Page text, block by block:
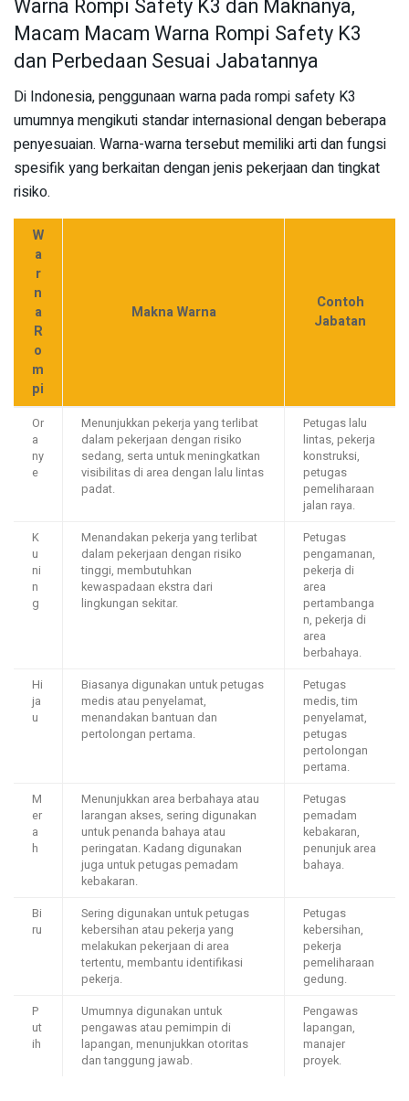
Warna Rompi Safety K3 dan Maknanya,
Macam Macam Warna Rompi Safety K3
dan Perbedaan Sesuai Jabatannya
Di Indonesia, penggunaan warna pada rompi safety K3
umumnya mengikuti standar internasional dengan beberapa
penyesuaian. Warna-warna tersebut memiliki arti dan fungsi
spesifik yang berkaitan dengan jenis pekerjaan dan tingkat
risiko.
W
a
r
n
a
R
o
m
pi
Makna Warna
Contoh
Jabatan
Or
a
ny
e
Menunjukkan pekerja yang terlibat
dalam pekerjaan dengan risiko
sedang, serta untuk meningkatkan
visibilitas di area dengan lalu lintas
padat.
Petugas lalu
lintas, pekerja
konstruksi,
petugas
pemeliharaan
jalan raya.
K
u
ni
n
g
Menandakan pekerja yang terlibat
dalam pekerjaan dengan risiko
tinggi, membutuhkan
kewaspadaan ekstra dari
lingkungan sekitar.
Petugas
pengamanan,
pekerja di
area
pertambanga
n, pekerja di
area
berbahaya.
Hi
ja
u
Biasanya digunakan untuk petugas
medis atau penyelamat,
menandakan bantuan dan
pertolongan pertama.
Petugas
medis, tim
penyelamat,
petugas
pertolongan
pertama.
M
er
a
h
Menunjukkan area berbahaya atau
larangan akses, sering digunakan
untuk penanda bahaya atau
peringatan. Kadang digunakan
juga untuk petugas pemadam
kebakaran.
Petugas
pemadam
kebakaran,
penunjuk area
bahaya.
Bi
ru
Sering digunakan untuk petugas
kebersihan atau pekerja yang
melakukan pekerjaan di area
tertentu, membantu identifikasi
pekerja.
Petugas
kebersihan,
pekerja
pemeliharaan
gedung.
P
ut
ih
Umumnya digunakan untuk
pengawas atau pemimpin di
lapangan, menunjukkan otoritas
dan tanggung jawab.
Pengawas
lapangan,
manajer
proyek.